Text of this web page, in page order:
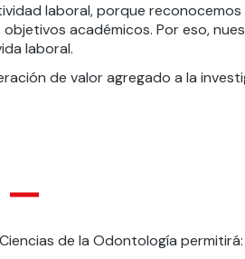
laboral, porque
académicos. Por eso,
laboral.
de valor agregado a la
de la Odontología permitirá: